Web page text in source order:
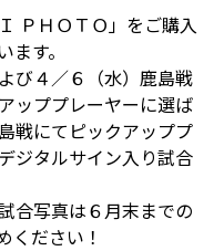
ＰＨＯＴＯ」をご購入
す。
び４／６（水）鹿島戦
ッププレーヤーに選ば
戦にてピックアッププ
ジタルサイン入り試合
合写真は６月末までの
ください！